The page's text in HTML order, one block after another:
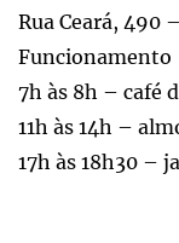
Rua Ceará, 490
Funcionamento
7h às 8h – café
11h às 14h –
17h às 18h30 –